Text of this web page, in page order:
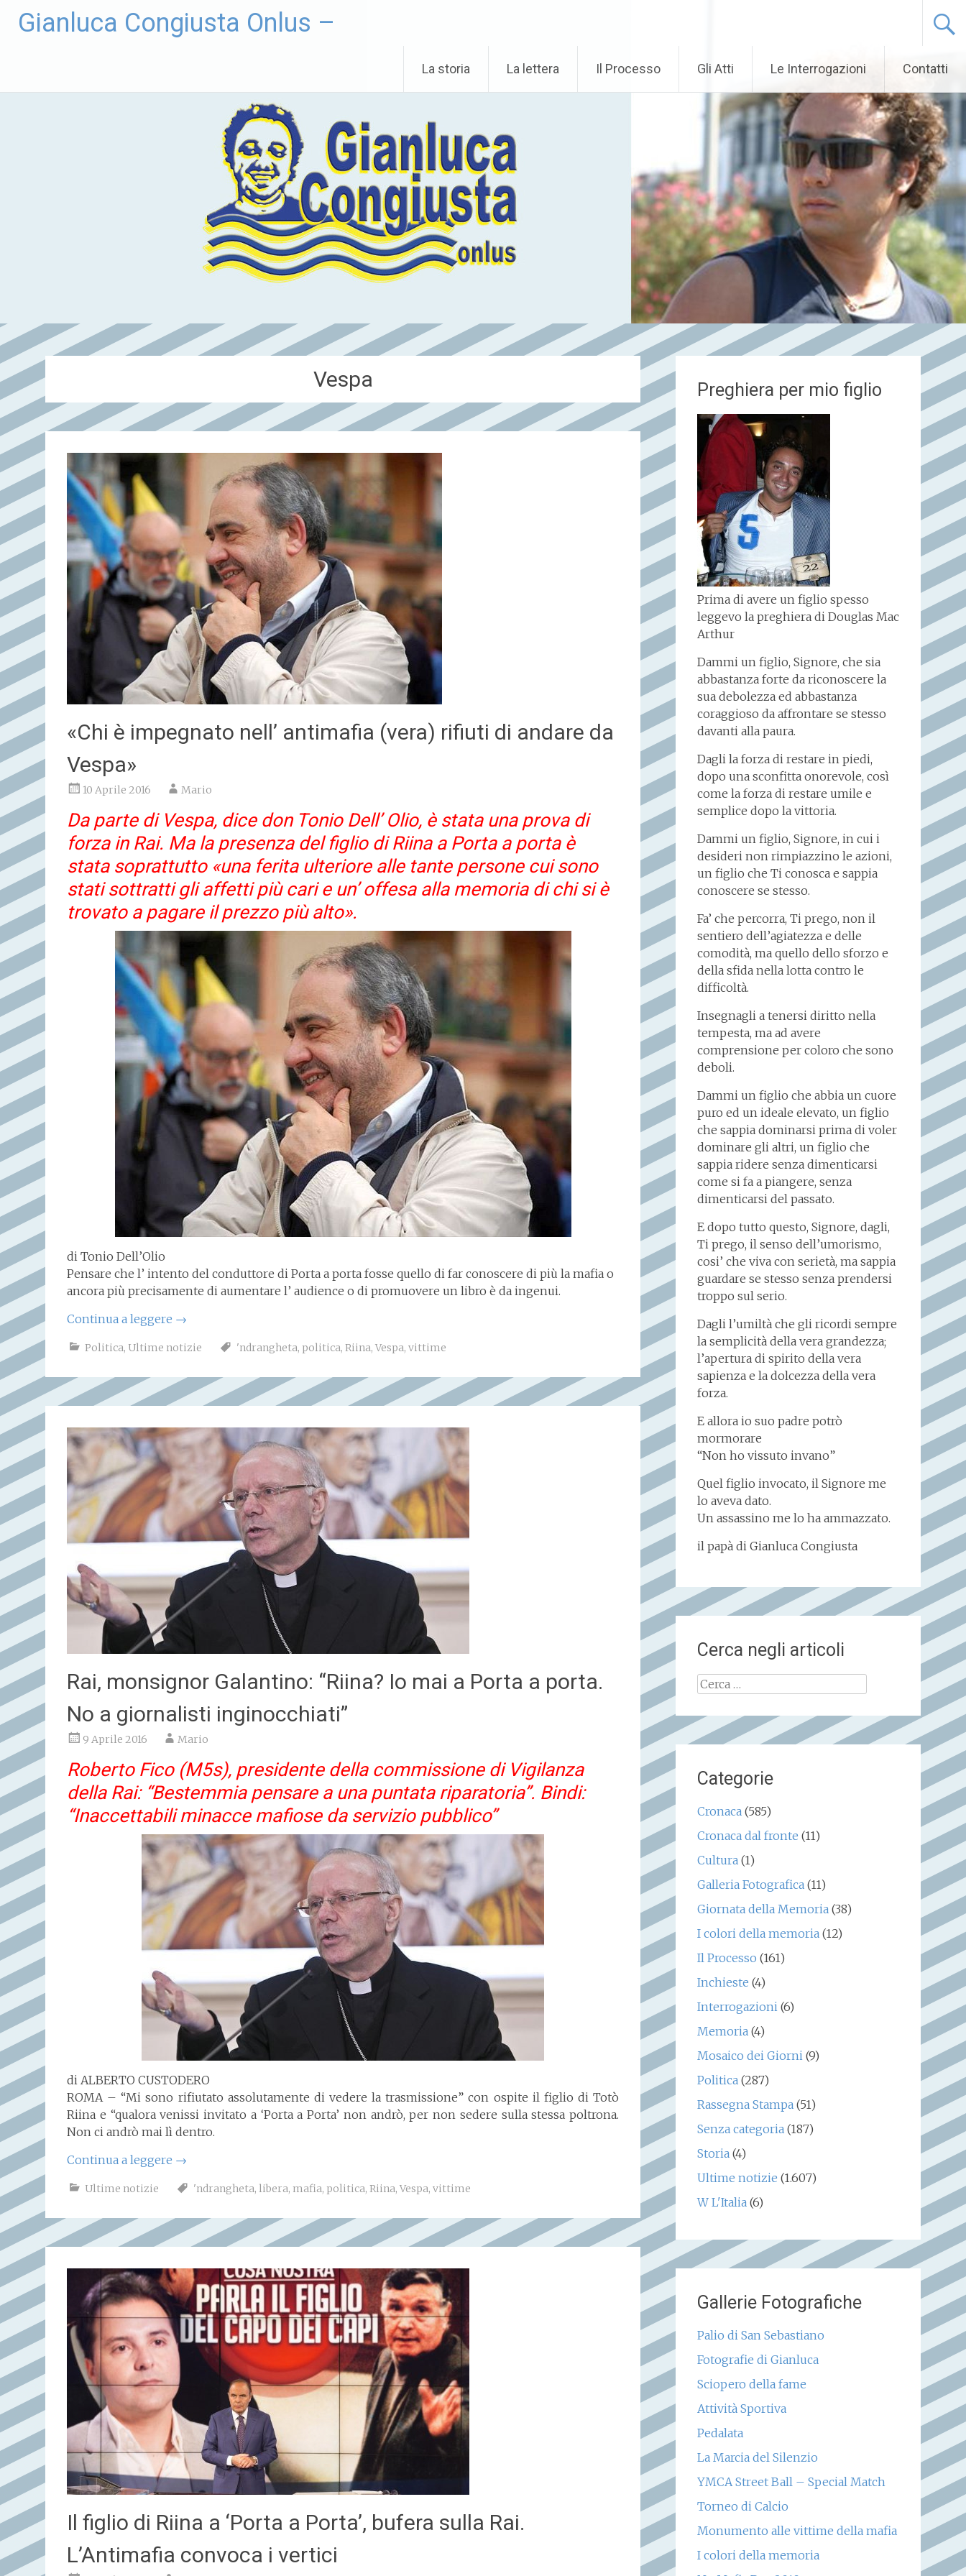
Gianluca Congiusta Onlus –
La storia La lettera Il Processo Gli Atti Le Interrogazioni Contatti
Vespa
«Chi è impegnato nell’ antimafia (vera) rifiuti di andare da
Vespa»
10 Aprile 2016 Mario
Da parte di Vespa, dice don Tonio Dell’ Olio, è stata una prova di
forza in Rai. Ma la presenza del figlio di Riina a Porta a porta è
stata soprattutto «una ferita ulteriore alle tante persone cui sono
stati sottratti gli affetti più cari e un’ offesa alla memoria di chi si è
trovato a pagare il prezzo più alto».
di Tonio Dell’Olio
Pensare che l’ intento del conduttore di Porta a porta fosse quello di far conoscere di più la mafia o
ancora più precisamente di aumentare l’ audience o di promuovere un libro è da ingenui.
Continua a leggere →
Politica, Ultime notizie 'ndrangheta, politica, Riina, Vespa, vittime
Rai, monsignor Galantino: “Riina? Io mai a Porta a porta.
No a giornalisti inginocchiati”
9 Aprile 2016 Mario
Roberto Fico (M5s), presidente della commissione di Vigilanza
della Rai: “Bestemmia pensare a una puntata riparatoria”. Bindi:
“Inaccettabili minacce mafiose da servizio pubblico”
di ALBERTO CUSTODERO
ROMA – “Mi sono rifiutato assolutamente di vedere la trasmissione” con ospite il figlio di Totò
Riina e “qualora venissi invitato a ‘Porta a Porta’ non andrò, per non sedere sulla stessa poltrona.
Non ci andrò mai lì dentro.
Continua a leggere →
Ultime notizie 'ndrangheta, libera, mafia, politica, Riina, Vespa, vittime
Il figlio di Riina a ‘Porta a Porta’, bufera sulla Rai.
L’Antimafia convoca i vertici
Preghiera per mio figlio
Prima di avere un figlio spesso
leggevo la preghiera di Douglas Mac
Arthur
Dammi un figlio, Signore, che sia
abbastanza forte da riconoscere la
sua debolezza ed abbastanza
coraggioso da affrontare se stesso
davanti alla paura.
Dagli la forza di restare in piedi,
dopo una sconfitta onorevole, così
come la forza di restare umile e
semplice dopo la vittoria.
Dammi un figlio, Signore, in cui i
desideri non rimpiazzino le azioni,
un figlio che Ti conosca e sappia
conoscere se stesso.
Fa’ che percorra, Ti prego, non il
sentiero dell’agiatezza e delle
comodità, ma quello dello sforzo e
della sfida nella lotta contro le
difficoltà.
Insegnagli a tenersi diritto nella
tempesta, ma ad avere
comprensione per coloro che sono
deboli.
Dammi un figlio che abbia un cuore
puro ed un ideale elevato, un figlio
che sappia dominarsi prima di voler
dominare gli altri, un figlio che
sappia ridere senza dimenticarsi
come si fa a piangere, senza
dimenticarsi del passato.
E dopo tutto questo, Signore, dagli,
Ti prego, il senso dell’umorismo,
cosi’ che viva con serietà, ma sappia
guardare se stesso senza prendersi
troppo sul serio.
Dagli l’umiltà che gli ricordi sempre
la semplicità della vera grandezza;
l’apertura di spirito della vera
sapienza e la dolcezza della vera
forza.
E allora io suo padre potrò
mormorare
“Non ho vissuto invano”
Quel figlio invocato, il Signore me
lo aveva dato.
Un assassino me lo ha ammazzato.
il papà di Gianluca Congiusta
Cerca negli articoli
Ricerca
Categorie
Cronaca(585)
Cronaca dal fronte (11)
Cultura(1)
Galleria Fotografica(11)
Giornata della Memoria(38)
I colori della memoria(12)
Il Processo (161)
Inchieste (4)
Interrogazioni(6)
Memoria(4)
Mosaico dei Giorni(9)
Politica(287)
Rassegna Stampa(51)
Senza categoria(187)
Storia(4)
Ultime notizie (1.607)
W L'Italia(6)
Gallerie Fotografiche
Palio di San Sebastiano
Fotografie di Gianluca
Sciopero della fame
Attività Sportiva
Pedalata
La Marcia del Silenzio
YMCA Street Ball – Special Match
Torneo di Calcio
Monumento alle vittime della mafia
I colori della memoria